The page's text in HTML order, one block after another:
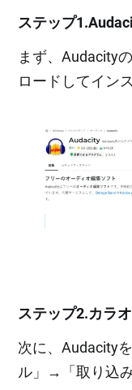
ステップ
まず、Audacity
ロードしてイン
ステップ2.カラ
次に、Audacity
ル」→「取り込